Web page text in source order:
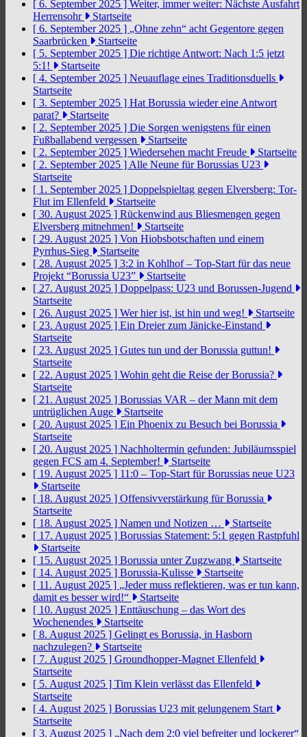
[ 6. September 2025 ] Weiter, immer weiter: Nächste Ausfahrt
Herrensohr
Startseite
[ 6. September 2025 ] „Ohne zehn“ acht Gegentore gegen
Saarbrücken
Startseite
[ 5. September 2025 ] Die richtige Antwort: Nach 1:5 jetzt
5:1!
Startseite
[ 4. September 2025 ] Neuauflage eines Traditionsduells
Startseite
[ 3. September 2025 ] Hat Borussia wieder eine Antwort
parat?
Startseite
[ 2. September 2025 ] Die Sorgen wenigstens für einen
Fußballabend vergessen
Startseite
[ 2. September 2025 ] Wiedersehen macht Freude
Startseite
[ 2. September 2025 ] Alle Neune für Borussias U23
Startseite
[ 1. September 2025 ] Doppelspieltag gegen Elversberg: Tor-
Flut im Ellenfeld
Startseite
[ 30. August 2025 ] Rückenwind aus Bliesmengen gegen
Elversberg mitnehmen!
Startseite
[ 29. August 2025 ] Von Hiobsbotschaften und einem
Pyrrhus-Sieg
Startseite
[ 28. August 2025 ] 3:2 in Kohlhof – Top-Start für das neue
Projekt “Borussia U23”
Startseite
[ 27. August 2025 ] Doppelpass: U23 und Borussen-Jugend
Startseite
[ 26. August 2025 ] Wer hier ist, ist hin und weg!
Startseite
[ 23. August 2025 ] Ein Dreier zum Jänicke-Einstand
Startseite
[ 23. August 2025 ] Gutes tun und der Borussia guttun!
Startseite
[ 22. August 2025 ] Wohin geht die Reise der Borussia?
Startseite
[ 21. August 2025 ] Borussias VAR – der Mann mit dem
untrüglichen Auge
Startseite
[ 20. August 2025 ] Ein Phoenix zu Besuch bei Borussia
Startseite
[ 20. August 2025 ] Nachholtermin gefunden: Jubiläumsspiel
gegen FCS am 4. September!
Startseite
[ 19. August 2025 ] 11:0 – Top-Start für Borussias neue U23
Startseite
[ 18. August 2025 ] Offensivverstärkung für Borussia
Startseite
[ 18. August 2025 ] Namen und Notizen …
Startseite
[ 17. August 2025 ] Borussias Statement: 5:1 gegen Rastpfuhl
Startseite
[ 15. August 2025 ] Borussia unter Zugzwang
Startseite
[ 14. August 2025 ] Borussia-Kulisse
Startseite
[ 11. August 2025 ] „Jeder muss reflektieren, was er tun kann,
damit es besser wird!“
Startseite
[ 10. August 2025 ] Enttäuschung – das Wort des
Wochenendes
Startseite
[ 8. August 2025 ] Gelingt es Borussia, in Hasborn
nachzulegen?
Startseite
[ 7. August 2025 ] Groundhopper-Magnet Ellenfeld
Startseite
[ 5. August 2025 ] Tim Klein verlässt das Ellenfeld
Startseite
[ 4. August 2025 ] Borussias U23 mit gelungenem Start
Startseite
[ 3. August 2025 ] „Nach dem 2:0 viel befreiter und lockerer“